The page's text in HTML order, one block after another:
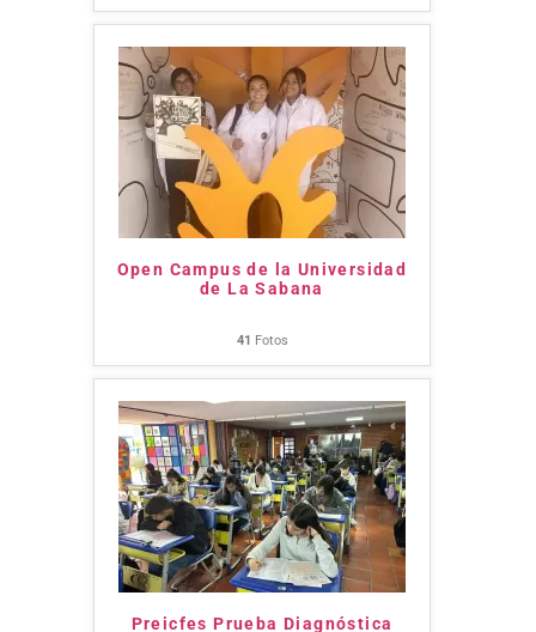
Open Campus de la Universidad
de La Sabana
41 Fotos
Preicfes Prueba Diagnóstica